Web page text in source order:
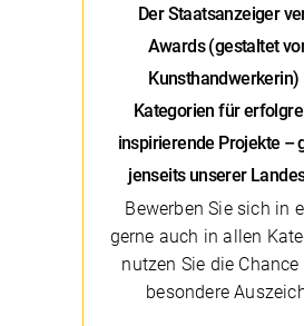
Der Staatsanzeiger
Awards (gestaltet
Kategorien für
inspirierende Projekte –
jenseits unserer
Bewerben Sie sich in
gerne auch in allen
nutzen Sie die
besondere